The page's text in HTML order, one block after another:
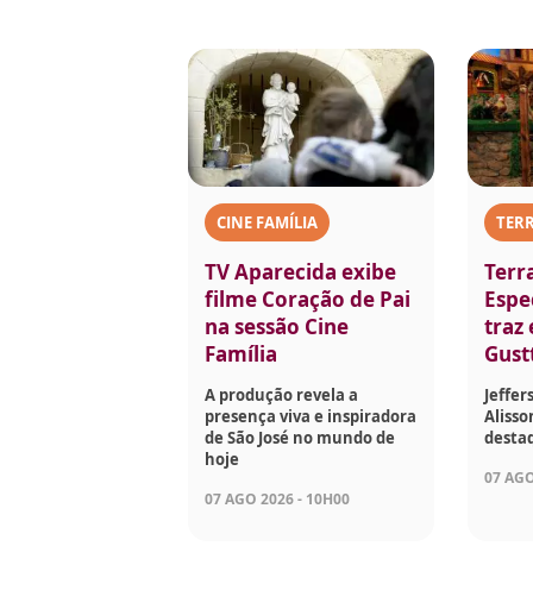
CINE FAMÍLIA
TV Aparecida exibe
filme Coração de Pai
na sessão Cine
Família
A produção revela a
presença viva e inspiradora
de São José no mundo de
hoje
07 AGO 2026 - 10H00
traz
07